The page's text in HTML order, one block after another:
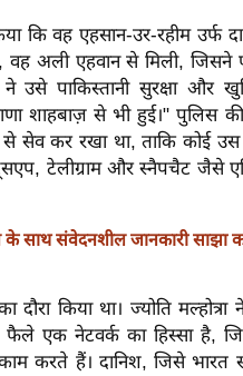
वह एहसान-उर-रहीम उर्फ
वह अली एहवान से मिली, जिसने
उसे पाकिस्तानी सुरक्षा और
शाहबाज़ से भी हुई।"
से सेव कर रखा था, ताकि कोई
टेलीग्राम और स्नैपचैट जैसे
के साथ संवेदनशील जानकारी
दौरा किया था। ज्योति
एक नेटवर्क का हिस्सा है,
करते हैं। दानिश, जिसे भारत